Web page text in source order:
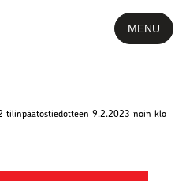
MENU
tilinpäätöstiedotteen 9.2.2023 noin klo